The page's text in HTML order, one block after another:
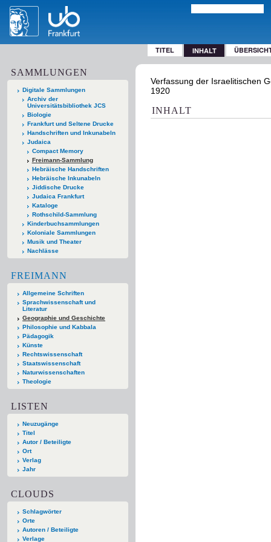
TITEL INHALT
SAMMLUNGEN
Digitale Sammlungen
Archiv der
Universitätsbibliothek JCS
Biologie
Frankfurt und Seltene Drucke
Handschriften und Inkunabeln
Judaica
Compact Memory
Freimann-Sammlung
Hebräische Handschriften
Hebräische Inkunabeln
Jiddische Drucke
Judaica Frankfurt
Kataloge
Rothschild-Sammlung
Kinderbuchsammlungen
Koloniale Sammlungen
Musik und Theater
Nachlässe
FREIMANN
Allgemeine Schriften
Sprachwissenschaft und
Literatur
Geographie und Geschichte
Philosophie und Kabbala
Pädagogik
Künste
Rechtswissenschaft
Staatswissenschaft
Naturwissenschaften
Theologie
LISTEN
Neuzugänge
Titel
Autor / Beteiligte
Ort
Verlag
Jahr
CLOUDS
Schlagwörter
Orte
Autoren / Beteiligte
Verlage
Verfassung der Israelitischen
1920
INHALT